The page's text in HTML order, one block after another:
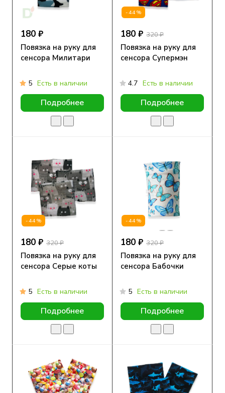
180 ₽
Повязка на руку для
сенсора Милитари
5 Есть в наличии
Подробнее
-44%
180 ₽ 320 ₽
Повязка на руку для
сенсора Супермэн
4.7 Есть в наличии
Подробнее
-44%
180 ₽ 320 ₽
Повязка на руку для
сенсора Серые коты
5 Есть в наличии
Подробнее
-44%
180 ₽ 320 ₽
Повязка на руку для
сенсора Бабочки
5 Есть в наличии
Подробнее